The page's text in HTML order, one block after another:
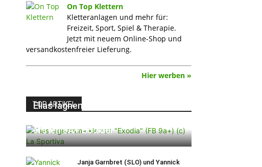
On Top Klettern
Kletteranlagen und mehr für:
Freizeit, Sport, Spiel & Therapie.
Jetzt mit neuem Online-Shop und
versandkostenfreier Lieferung.
Hier werben »
TOP ARTIKEL
Elias Iagnemma klettert „Exodia“:
ersten 9A+ Boulder
Janja Garnbret (SLO) und Yannick